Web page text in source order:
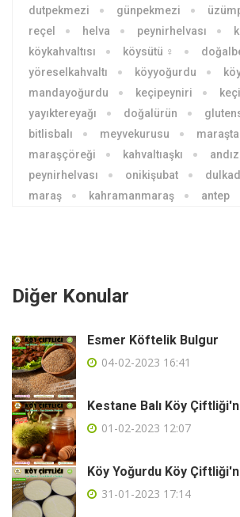
dutpekmezi günpekmezi
reçel
helva peynirhelvası
köykahvaltısı
köysütü ♀
yöreselkahvaltı
köyyoğurdu
mandayoğurdu
keçipeyniri
yayıktereyağı
doğalürün
bitlisbalı
meyvekurusu
maraşçöreği
kahvaltıaşkı
peynirhelvası
onikişubat
maraş
kahramanmaraş antep
Diğer Konular
Esmer Köftelik Bulgur
04-02-2023 16:41
Kestane Balı Köy
01-02-2023 12:07
Köy Yoğurdu Köy
31-01-2023 17:14